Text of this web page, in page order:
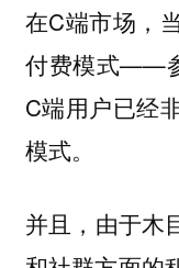
在C端市场，
付费模式——
C端用户已经
模式。
并且，由于木